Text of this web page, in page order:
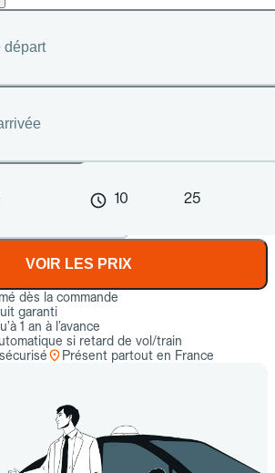
10 25
VOIR LES PRIX
dès la commande
garanti
1 an à l’avance
si retard de vol/train
Présent partout en France